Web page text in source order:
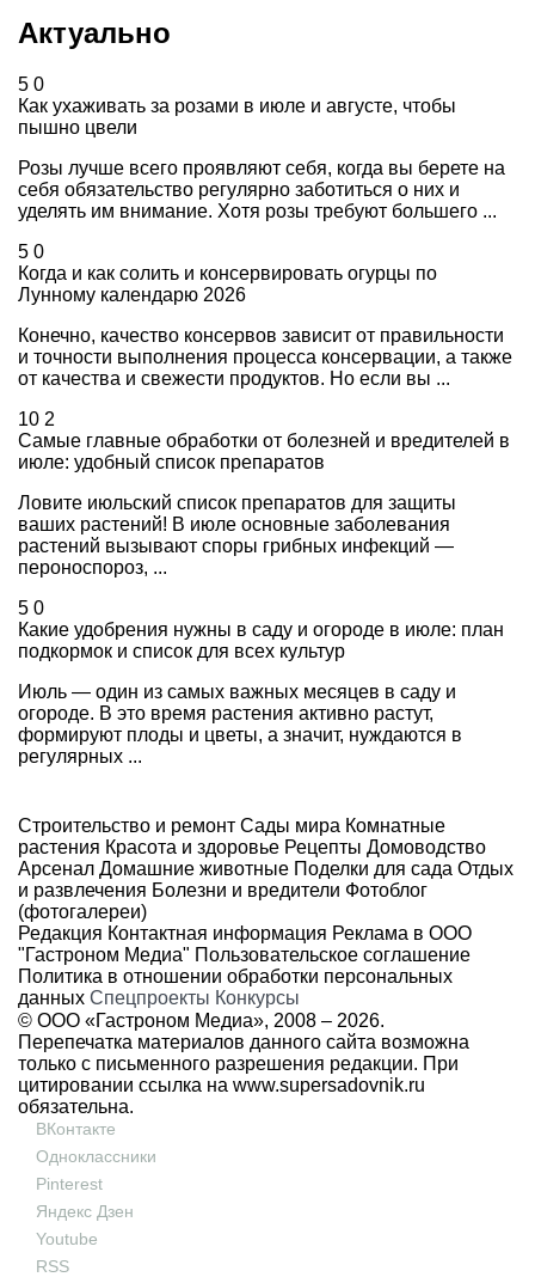
Актуально
5 0
Как ухаживать за розами в июле и августе, чтобы
пышно цвели
Розы лучше всего проявляют себя, когда вы берете на
себя обязательство регулярно заботиться о них и
уделять им внимание. Хотя розы требуют большего ...
5 0
Когда и как солить и консервировать огурцы по
Лунному календарю 2026
Конечно, качество консервов зависит от правильности
и точности выполнения процесса консервации, а также
от качества и свежести продуктов. Но если вы ...
10 2
Самые главные обработки от болезней и вредителей в
июле: удобный список препаратов
Ловите июльский список препаратов для защиты
ваших растений! В июле основные заболевания
растений вызывают споры грибных инфекций —
пероноспороз, ...
5 0
Какие удобрения нужны в саду и огороде в июле: план
подкормок и список для всех культур
Июль — один из самых важных месяцев в саду и
огороде. В это время растения активно растут,
формируют плоды и цветы, а значит, нуждаются в
регулярных ...
Строительство и ремонт Сады мира Комнатные
растения Красота и здоровье Рецепты Домоводство
Арсенал Домашние животные Поделки для сада Отдых
и развлечения Болезни и вредители Фотоблог
(фотогалереи)
Редакция Контактная информация Реклама в ООО
"Гастроном Медиа" Пользовательское соглашение
Политика в отношении обработки персональных
данных Спецпроекты Конкурсы
© ООО «Гастроном Медиа», 2008 – 2026.
Перепечатка материалов данного сайта возможна
только с письменного разрешения редакции. При
цитировании ссылка на www.supersadovnik.ru
обязательна.
ВКонтакте
Одноклассники
Pinterest
Яндекс Дзен
Youtube
RSS